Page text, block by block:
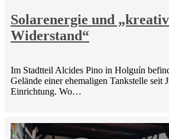
Solarenergie und
Widerstand“
Im Stadtteil Alcides Pino in Holguín
Gelände einer ehemaligen Tankstelle seit
Einrichtung. Wo…